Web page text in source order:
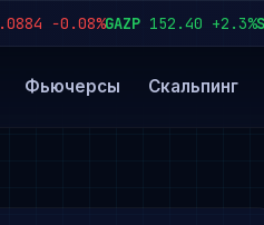
−0.08%GAZP 152.40 +2.3%SBER
Фьючерсы Скальпинг